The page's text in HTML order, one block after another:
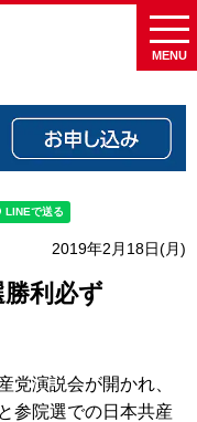
MENU
2019年2月18日(月)
利必ず
演説会が開かれ、
参院選での日本共産